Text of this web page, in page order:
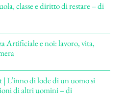
classe e diritto di restare – di
Artificiale e noi: lavoro, vita,
L’inno di lode di un uomo si
di altri uomini – di